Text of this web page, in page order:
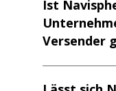
Versender